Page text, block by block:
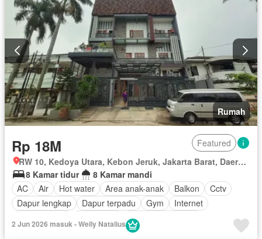
Rumah
Rp 18M
Featured
RW 10, Kedoya Utara, Kebon Jeruk, Jakarta Barat, Daerah Khusus Ibukota Jakarta
8 Kamar tidur
8 Kamar mandi
AC
Air Hot water Area anak-anak Balkon
Cctv
Dapur lengkap
Dapur terpadu Gym
Internet
Keamanan 24 jam
Angkat Listrik
2 Jun 2026 masuk - Welly Natalius